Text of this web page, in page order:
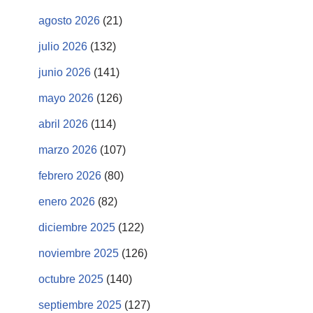
agosto 2026 (21)
julio 2026 (132)
junio 2026 (141)
mayo 2026 (126)
abril 2026 (114)
marzo 2026 (107)
febrero 2026 (80)
enero 2026 (82)
diciembre 2025 (122)
noviembre 2025 (126)
octubre 2025 (140)
septiembre 2025 (127)